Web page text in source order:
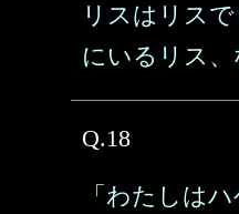
リスはリス
にいるリス、
Q.18
「わたしは